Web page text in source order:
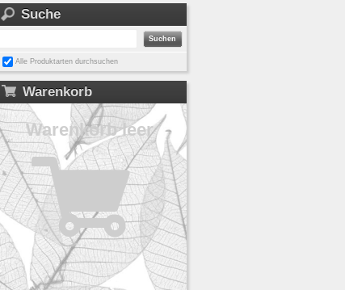
Suche
Alle Produktarten durchsuchen
Warenkorb
Warenkorb leer